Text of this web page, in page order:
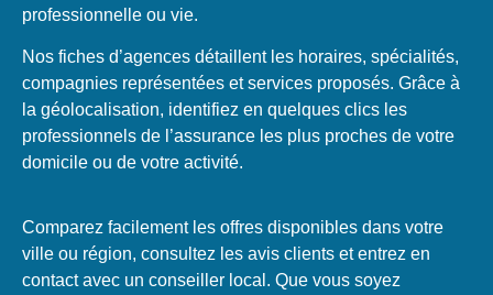
professionnelle ou vie.
Nos fiches d’agences détaillent les horaires, spécialités,
compagnies représentées et services proposés. Grâce à
la géolocalisation, identifiez en quelques clics les
professionnels de l’assurance les plus proches de votre
domicile ou de votre activité.
Comparez facilement les offres disponibles dans votre
ville ou région, consultez les avis clients et entrez en
contact avec un conseiller local. Que vous soyez